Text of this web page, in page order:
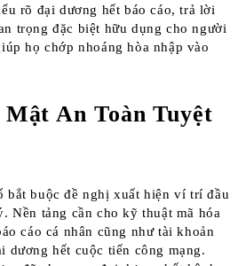
rõ đại dương hết báo cáo, trả lời
trọng đặc biệt hữu dụng cho người
họ chớp nhoáng hòa nhập vào
Mật An Toàn Tuyệt
bắt buộc đề nghị xuất hiện ví trí đầu
Nền tảng cần cho kỹ thuật mã hóa
cáo cá nhân cũng như tài khoản
dương hết cuộc tiến công mạng.